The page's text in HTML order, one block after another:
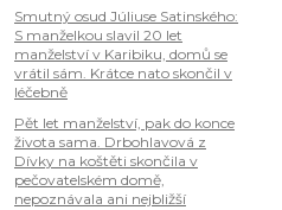
Smutný osud Júliuse Satinského:
S manželkou slavil 20 let
manželství v Karibiku, domů se
vrátil sám. Krátce nato skončil v
léčebně
Pět let manželství, pak do konce
života sama. Drbohlavová z
Dívky na koštěti skončila v
pečovatelském domě,
nepoznávala ani nejbližší